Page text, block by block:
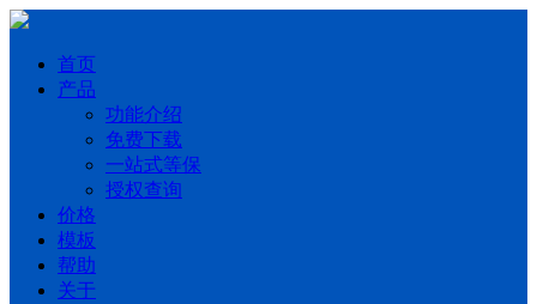
首页
产品
功能介绍
免费下载
一站式等保
授权查询
价格
模板
帮助
关于